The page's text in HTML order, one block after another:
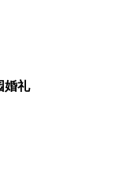
婚礼